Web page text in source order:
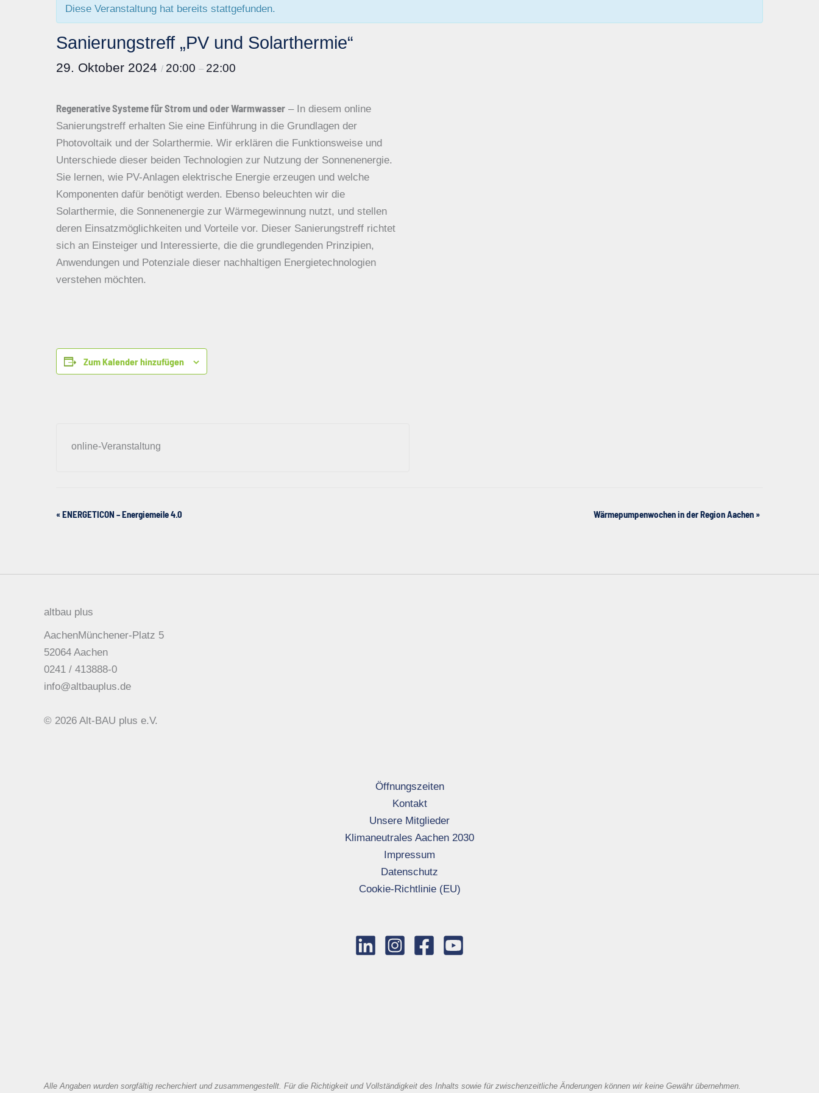
Diese Veranstaltung hat bereits stattgefunden.
Sanierungstreff „PV und Solarthermie“
29. Oktober 2024 / 20:00 – 22:00
Regenerative Systeme für Strom und oder Warmwasser – In diesem online
Sanierungstreff erhalten Sie eine Einführung in die Grundlagen der
Photovoltaik und der Solarthermie. Wir erklären die Funktionsweise und
Unterschiede dieser beiden Technologien zur Nutzung der Sonnenenergie.
Sie lernen, wie PV-Anlagen elektrische Energie erzeugen und welche
Komponenten dafür benötigt werden. Ebenso beleuchten wir die
Solarthermie, die Sonnenenergie zur Wärmegewinnung nutzt, und stellen
deren Einsatzmöglichkeiten und Vorteile vor. Dieser Sanierungstreff richtet
sich an Einsteiger und Interessierte, die die grundlegenden Prinzipien,
Anwendungen und Potenziale dieser nachhaltigen Energietechnologien
verstehen möchten.
Zum Kalender hinzufügen
online-Veranstaltung
Veranstaltung-
«ENERGETICON – Energiemeile 4.0 Wärmepumpenwochen in der Region Aachen »
altbau plus
AachenMünchener-Platz 5
52064 Aachen
0241 / 413888-0
info@altbauplus.de
© 2026 Alt-BAU plus e.V.
Öffnungszeiten
Kontakt
Unsere Mitglieder
Klimaneutrales Aachen 2030
Impressum
Datenschutz
Cookie-Richtlinie (EU)
Alle Angaben wurden sorgfältig recherchiert und zusammengestellt. Für die Richtigkeit und Vollständigkeit des Inhalts sowie für zwischenzeitliche Änderungen können wir keine Gewähr übernehmen.